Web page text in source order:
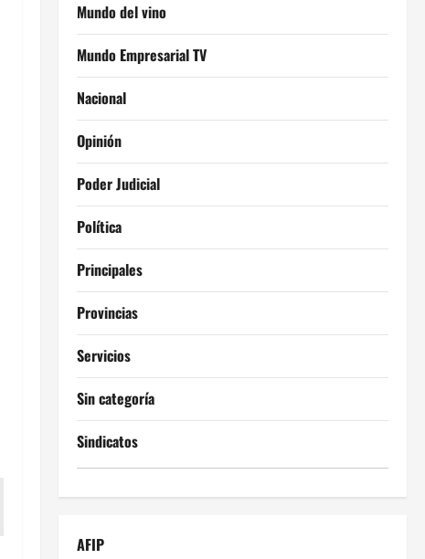
Mundo del vino
Mundo Empresarial TV
Nacional
Opinión
Poder Judicial
Política
Principales
Provincias
Servicios
Sin categoría
Sindicatos
AFIP